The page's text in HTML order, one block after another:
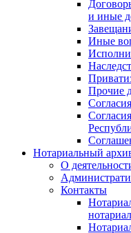
и иные
Иные
Прочие
Согласия
Нотариальный
О
Контакты